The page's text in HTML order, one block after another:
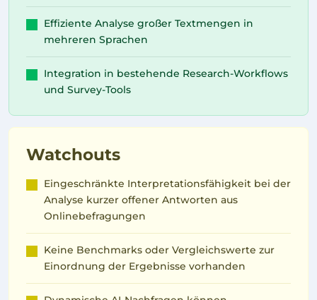
Effiziente Analyse großer Textmengen in
mehreren Sprachen
Integration in bestehende Research-Workflows
und Survey-Tools
Watchouts
Eingeschränkte Interpretationsfähigkeit bei der
Analyse kurzer offener Antworten aus
Onlinebefragungen
Keine Benchmarks oder Vergleichswerte zur
Einordnung der Ergebnisse vorhanden